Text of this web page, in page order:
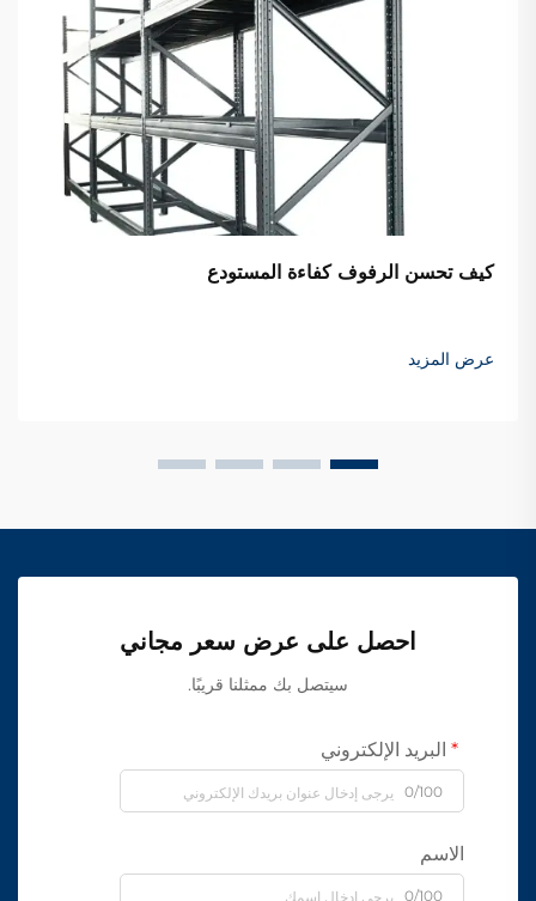
كيف تحسن الرفوف كفاءة المستودع
عرض المزيد
احصل على عرض سعر مجاني
سيتصل بك ممثلنا قريبًا.
البريد الإلكتروني
0/100
الاسم
0/100